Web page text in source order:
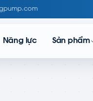
Năng lực Sản phẩm